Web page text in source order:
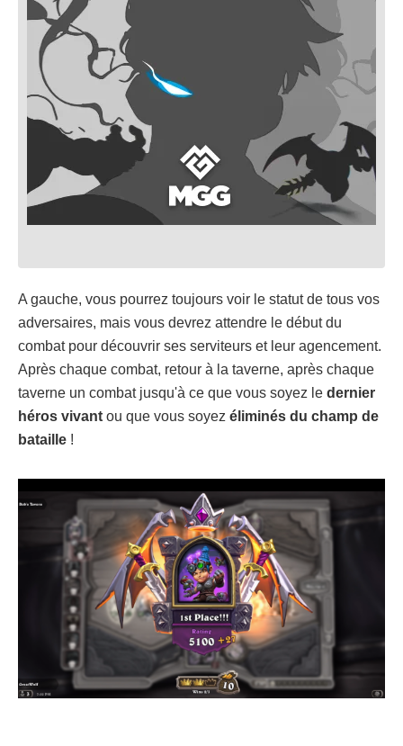
A gauche, vous pourrez toujours voir le statut de tous vos
adversaires, mais vous devrez attendre le début du
combat pour découvrir ses serviteurs et leur agencement.
Après chaque combat, retour à la taverne, après chaque
taverne un combat jusqu'à ce que vous soyez le dernier
héros vivant ou que vous soyez éliminés du champ de
bataille !